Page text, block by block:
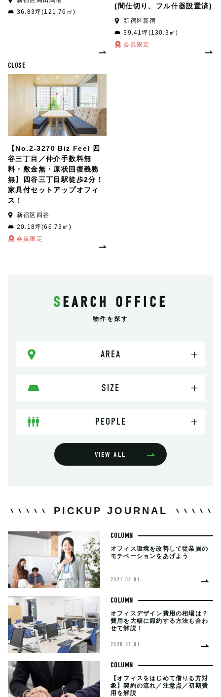
36.83坪(121.76㎡)
(間仕切り、フル什器設置済)
新宿区新宿
39.41坪(130.3㎡)
会員限定
CLOSE
【No.2-3270 Biz Feel 四
谷三丁目／仲介手数料無
料・敷金無・原状回復義務
無】四谷三丁目駅徒歩2分！
家具付セットアップオフィ
ス！
新宿区四谷
20.18坪(66.73㎡)
会員限定
SEARCH OFFICE
物件を探す
AREA
SIZE
PEOPLE
VIEW ALL
PICKUP JOURNAL
COLUMN
オフィス環境を改善して従業員の
モチベーションをあげよう
2021.06.01
COLUMN
オフィスデザイン費用の相場は？
費用を大幅に節約する方法も合わ
せて解説！
2020.07.01
COLUMN
【オフィスをはじめて借りる方対
象】契約の流れ／注意点／初期費
用を解説